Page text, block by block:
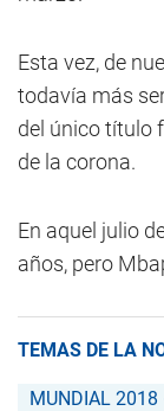
Esta vez, de
todavía más
del único título
de la corona.
En aquel julio
años, pero
TEMAS DE LA
MUNDIAL 2018